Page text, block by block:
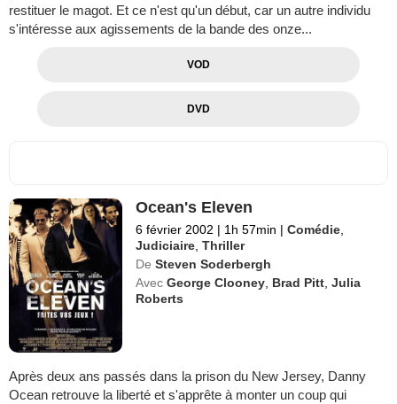
restituer le magot. Et ce n'est qu'un début, car un autre individu
s'intéresse aux agissements de la bande des onze...
VOD
DVD
Ocean's Eleven
6 février 2002 | 1h 57min | Comédie
Judiciaire ,Thriller
De Steven Soderbergh
Avec George Clooney Brad Pitt ,Julia
Roberts
Après deux ans passés dans la prison du New Jersey, Danny
Ocean retrouve la liberté et s'apprête à monter un coup qui